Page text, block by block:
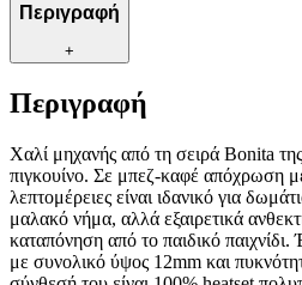
Περιγραφή
+
Περιγραφή
Χαλί μηχανής από τη σειρά Bonita
πιγκουίνο. Σε μπεζ-καφέ απόχρωση
λεπτομέρειες είναι ιδανικό για
μαλακό νήμα, αλλά εξαιρετικά
καταπόνηση από το παιδικό
με συνολικό ύψος 12mm και